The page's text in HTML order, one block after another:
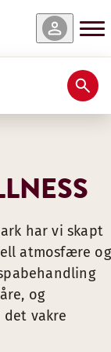
har vi skapt
atmosfære og
og
vakre
er padel en
kroppen,
90 min. DKK
deg en